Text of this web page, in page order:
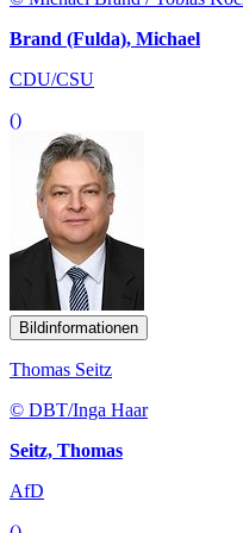
Brand (Fulda), Michael
CDU/CSU
()
Bildinformationen
Thomas Seitz
© DBT/Inga Haar
Seitz, Thomas
AfD